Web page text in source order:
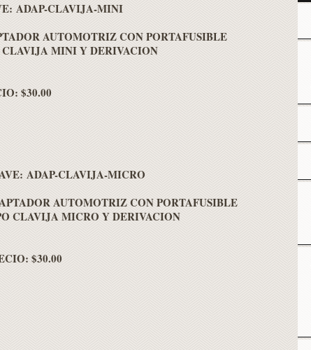
ADAP-CLAVIJA-MINI
AUTOMOTRIZ CON PORTAFUSIBLE
MINI Y DERIVACION
$30.00
ADAP-CLAVIJA-MICRO
AUTOMOTRIZ CON PORTAFUSIBLE
CLAVIJA MICRO Y DERIVACION
$30.00